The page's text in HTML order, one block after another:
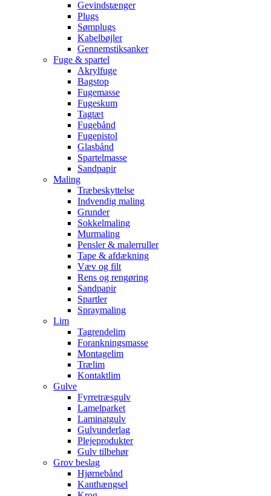
Gevindstænger
Plugs
Sømplugs
Kabelbøjler
Gennemstiksanker
Fuge & spartel
Akrylfuge
Bagstop
Fugemasse
Fugeskum
Tagtæt
Fugebånd
Fugepistol
Glasbånd
Spartelmasse
Sandpapir
Maling
Træbeskyttelse
Indvendig maling
Grunder
Sokkelmaling
Murmaling
Pensler & malerruller
Tape & afdækning
Væv og filt
Rens og rengøring
Sandpapir
Spartler
Spraymaling
Lim
Tagrendelim
Forankningsmasse
Montagelim
Trælim
Kontaktlim
Gulve
Fyrretræsgulv
Lamelparket
Laminatgulv
Gulvunderlag
Plejeprodukter
Gulv tilbehør
Grov beslag
Hjørnebånd
Kanthængsel